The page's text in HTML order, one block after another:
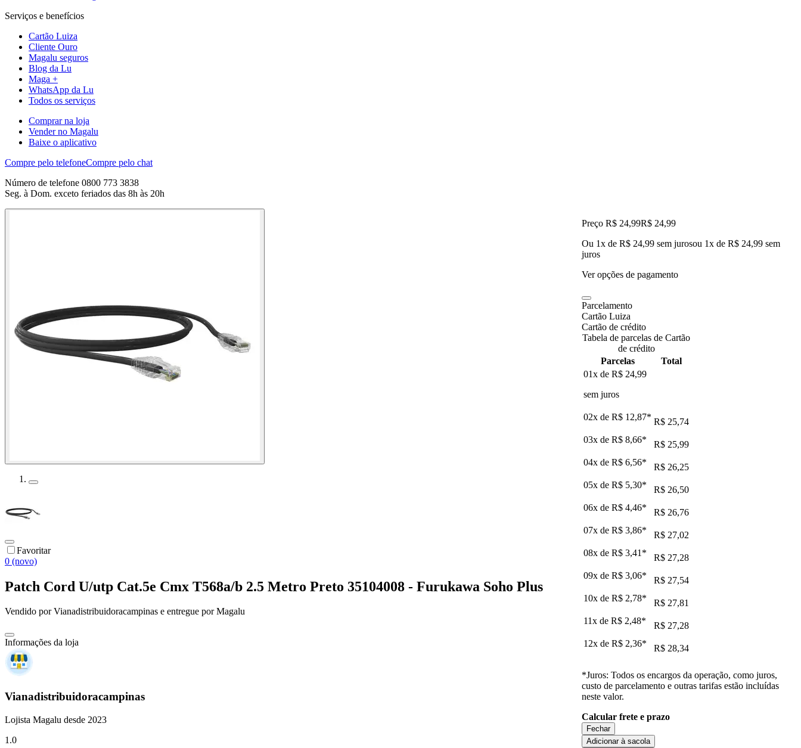
Serviços e benefícios
Cartão Luiza
Cliente Ouro
Magalu seguros
Blog da Lu
Maga +
WhatsApp da Lu
Todos os serviços
Comprar na loja
Vender no Magalu
Baixe o aplicativo
Compre pelo telefoneCompre pelo chat
Número de telefone 0800 773 3838
Seg. à Dom. exceto feriados das 8h às 20h
Favoritar
0 (novo)
Patch Cord U/utp Cat.5e Cmx T568a/b 2.5 Metro Preto 35104008 - Furukawa Soho Plus
Vendido porVianadistribuidoracampinas e entregue por Magalu
Informações da loja
Vianadistribuidoracampinas
Lojista Magalu desde 2023
1.0
Preço R$ 24,99R$ 24,99
Ou 1x de R$ 24,99 sem jurosou 1x de R$ 24,99 sem
juros
Ver opções de pagamento
Parcelamento
Cartão Luiza
Cartão de crédito
Tabela de parcelas de Cartão
de crédito
Parcelas
Total
01x de R$ 24,99
sem juros
02x de R$ 12,87* R$ 25,74
03x de R$ 8,66*
R$ 25,99
04x de R$ 6,56*
R$ 26,25
05x de R$ 5,30*
R$ 26,50
06x de R$ 4,46*
R$ 26,76
07x de R$ 3,86*
R$ 27,02
08x de R$ 3,41 *
R$ 27,28
09x de R$ 3,06*
R$ 27,54
10x de R$ 2,78*
R$ 27,81
11x de R$ 2,48*
R$ 27,28
12x de R$ 2,36* R$ 28,34
*Juros: Todos os encargos da operação, como juros,
custo de parcelamento e outras tarifas estão incluídas
neste valor.
Calcular frete e prazo
Fechar
Adicionar à sacola